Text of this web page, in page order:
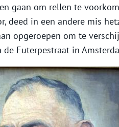
gaan om rellen te
deed in een andere mis
opgeroepen om te
de Euterpestraat in